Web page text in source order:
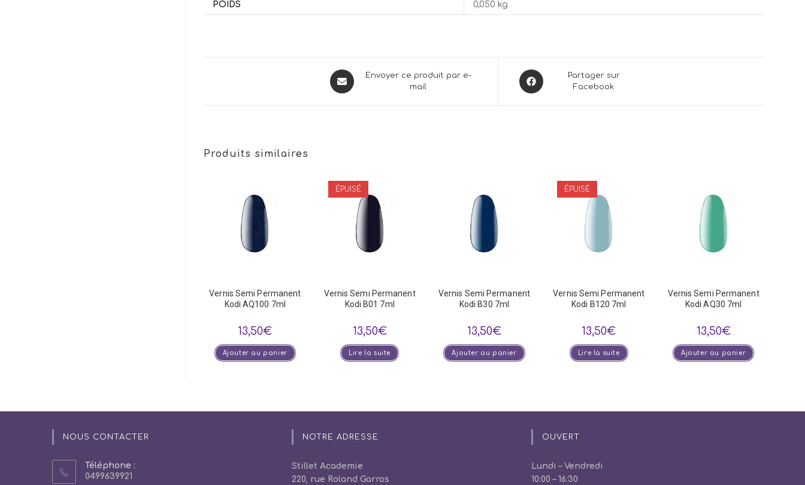
POIDS 0,050 kg
Opens
in
Envoyer ce produit par e-
mail
Opens
in
Partager sur
Facebook
Produits similaires
Vernis Semi Permanent
Kodi AQ100 7ml
13,50€
Ajouter au panier
ÉPUISÉ
Vernis Semi Permanent
Kodi B01 7ml
13,50€
Lire la suite
Vernis Semi Permanent
Kodi B30 7ml
13,50€
Ajouter au panier
ÉPUISÉ
Vernis Semi Permanent
Kodi B120 7ml
13,50€
Lire la suite
Vernis Semi Permanent
Kodi AQ30 7ml
13,50€
Ajouter au panier
NOUS CONTACTER
Téléphone :
0499639921
NOTRE ADRESSE
Stillet Academie
220, rue Roland Garros
OUVERT
Lundi – Vendredi
10:00 – 16:30